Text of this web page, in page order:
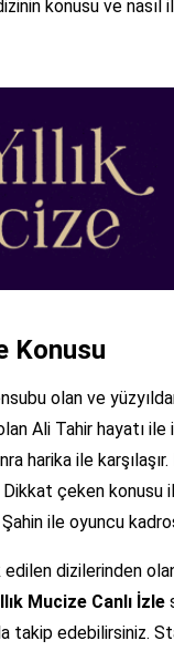
konusu ve
Konusu
olan ve
Ali Tahir hayatı
harika ile
çeken konusu
Şahin ile oyuncu
dizilerinden
Mucize Canlı İzle
takip edebilirsiniz.